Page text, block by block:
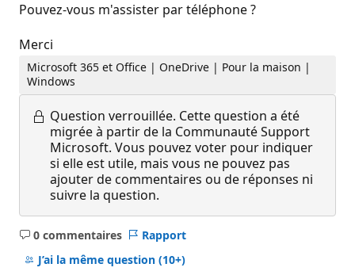
Pouvez-vous m'assister par téléphone ?
Merci
Microsoft 365 et Office | OneDrive | Pour la maison |
Windows
Question verrouillée. Cette question a été
migrée à partir de la Communauté Support
Microsoft. Vous pouvez voter pour indiquer
si elle est utile, mais vous ne pouvez pas
ajouter de commentaires ou de réponses ni
suivre la question.
0 commentaires
Aucun
commentaire
Rapport
J’ai la même question (10+)